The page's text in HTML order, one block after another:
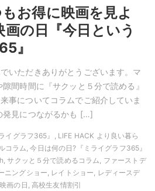
お得に映画を見よ
の日『今日という
』
いただきありがとうございます。マ
間時間に『サクッと５分で読める』
事についてコラムでご紹介していま
発見につながるかも […]
イグラフ365』, LIFE HACK より良い暮ら
コラム, 今日は何の日?『ミライグラフ365』
サクッと５分で読めるコラム, ファーストデ
ニングショー, レイトショー, レディースデ
画の日, 高校生友情割引